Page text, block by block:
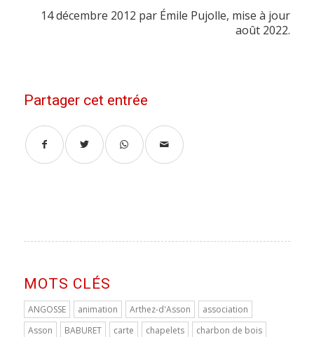
14 décembre 2012 par Émile Pujolle, mise à jour
août 2022.
Partager cet entrée
MOTS CLÉS
ANGOSSE animation Arthez-d'Asson
association
Asson
BABURET carte chapelets
charbon de bois